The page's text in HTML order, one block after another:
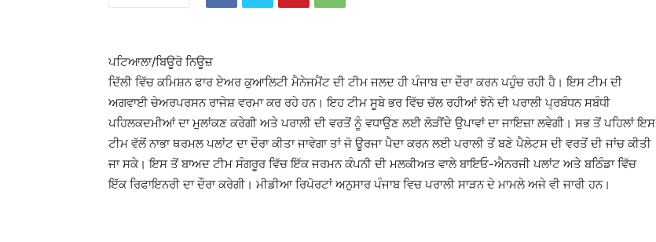
ਪਟਿਆਲਾ/ਬਿਊਰੋ ਨਿਊਜ਼
ਦਿੱਲੀ ਵਿੱਚ ਕਮਿਸ਼ਨ ਫਾਰ ਏਅਰ ਕੁਆਲਿਟੀ ਮੈਨੇਜਮੈਂਟ ਦੀ ਟੀਮ ਜਲਦ ਹੀ ਪੰਜਾਬ ਦਾ ਦੌਰਾ ਕਰਨ ਪਹੁੰਚ ਰਹੀ ਹੈ। ਇਸ ਟੀਮ ਦੀ
ਅਗਵਾਈ ਚੇਅਰਪਰਸਨ ਰਾਜੇਸ਼ ਵਰਮਾ ਕਰ ਰਹੇ ਹਨ। ਇਹ ਟੀਮ ਸੂਬੇ ਭਰ ਵਿੱਚ ਚੱਲ ਰਹੀਆਂ ਝੋਨੇ ਦੀ ਪਰਾਲੀ ਪ੍ਰਬੰਧਨ ਸਬੰਧੀ
ਪਹਿਲਕਦਮੀਆਂ ਦਾ ਮੁਲਾਂਕਣ ਕਰੇਗੀ ਅਤੇ ਪਰਾਲੀ ਦੀ ਵਰਤੋਂ ਨੂੰ ਵਧਾਉਣ ਲਈ ਲੋੜੀਂਦੇ ਉਪਾਵਾਂ ਦਾ ਜਾਇਜ਼ਾ ਲਵੇਗੀ। ਸਭ ਤੋਂ ਪਹਿਲਾਂ ਇਸ
ਟੀਮ ਵੱਲੋਂ ਨਾਭਾ ਥਰਮਲ ਪਲਾਂਟ ਦਾ ਦੌਰਾ ਕੀਤਾ ਜਾਵੇਗਾ ਤਾਂ ਜੋ ਊਰਜਾ ਪੈਦਾ ਕਰਨ ਲਈ ਪਰਾਲੀ ਤੋਂ ਬਣੇ ਪੈਲੇਟਸ ਦੀ ਵਰਤੋਂ ਦੀ ਜਾਂਚ ਕੀਤੀ
ਜਾ ਸਕੇ। ਇਸ ਤੋਂ ਬਾਅਦ ਟੀਮ ਸੰਗਰੂਰ ਵਿੱਚ ਇੱਕ ਜਰਮਨ ਕੰਪਨੀ ਦੀ ਮਲਕੀਅਤ ਵਾਲੇ ਬਾਇਓ-ਐਨਰਜੀ ਪਲਾਂਟ ਅਤੇ ਬਠਿੰਡਾ ਵਿੱਚ
ਇੱਕ ਰਿਫਾਇਨਰੀ ਦਾ ਦੌਰਾ ਕਰੇਗੀ। ਮੀਡੀਆ ਰਿਪੋਰਟਾਂ ਅਨੁਸਾਰ ਪੰਜਾਬ ਵਿਚ ਪਰਾਲੀ ਸਾੜਨ ਦੇ ਮਾਮਲੇ ਅਜੇ ਵੀ ਜਾਰੀ ਹਨ।